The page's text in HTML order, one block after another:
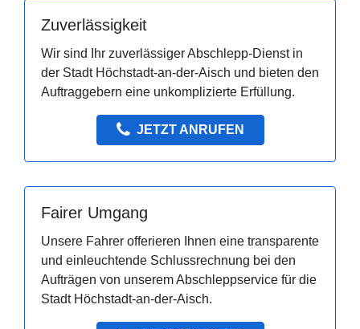
Zuverlässigkeit
Wir sind Ihr zuverlässiger Abschlepp-Dienst in
der Stadt Höchstadt-an-der-Aisch und bieten den
Auftraggebern eine unkomplizierte Erfüllung.
JETZT ANRUFEN
Fairer Umgang
Unsere Fahrer offerieren Ihnen eine transparente
und einleuchtende Schlussrechnung bei den
Aufträgen von unserem Abschleppservice für die
Stadt Höchstadt-an-der-Aisch.